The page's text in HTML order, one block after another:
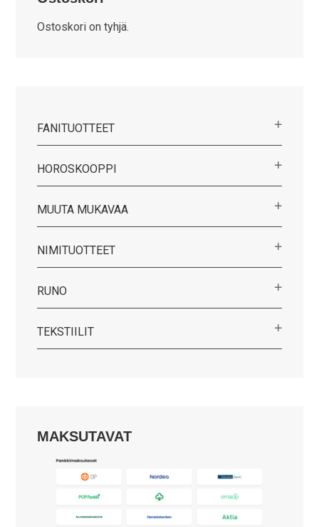
Ostoskori on tyhjä.
FANITUOTTEET
HOROSKOOPPI
MUUTA MUKAVAA
NIMITUOTTEET
RUNO
TEKSTIILIT
MAKSUTAVAT